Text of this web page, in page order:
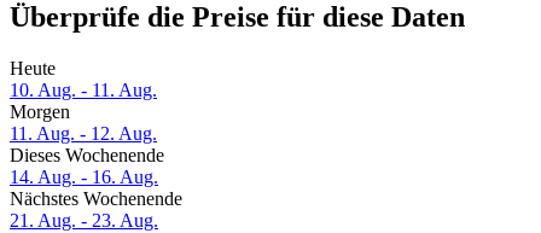
Überprüfe die Preise für diese Daten
Heute
10. Aug. - 11. Aug.
Morgen
11. Aug. - 12. Aug.
Dieses Wochenende
14. Aug. - 16. Aug.
Nächstes Wochenende
21. Aug. - 23. Aug.